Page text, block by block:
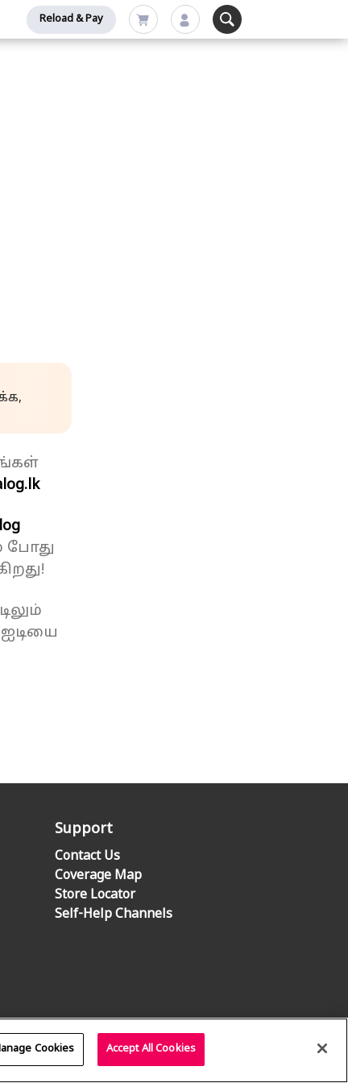
Reload & Pay
போது
Support
Contact Us
Coverage Map
Store Locator
Self-Help Channels
Cookies Accept All Cookies